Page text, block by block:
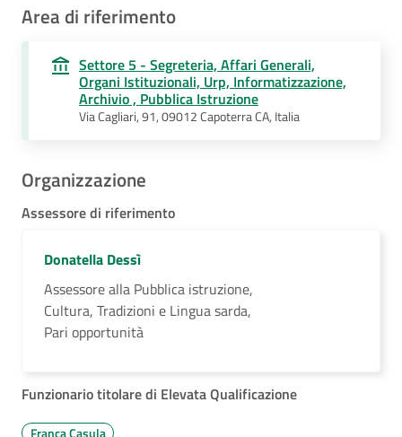
Area di riferimento
Settore 5 - Segreteria, Affari Generali,
Organi Istituzionali, Urp, Informatizzazione,
Archivio , Pubblica Istruzione
Via Cagliari, 91, 09012 Capoterra CA, Italia
Organizzazione
Assessore di riferimento
Donatella Dessì
Assessore alla Pubblica istruzione,
Cultura, Tradizioni e Lingua sarda,
Pari opportunità
Funzionario titolare di Elevata Qualificazione
Franca Casula